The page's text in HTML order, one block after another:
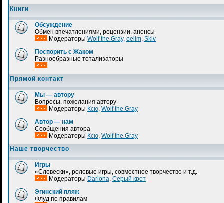
Книги
Обсуждение
Обмен впечатлениями, рецензии, анонсы
Модераторы Wolf the Gray, oelim Skiv
Поспорить с Жаком
Разнообразные тотализаторы
Прямой контакт
Мы — автору
Вопросы, пожелания автору
Модераторы Ксю Wolf the Gray
Автор — нам
Сообщения автора
Модераторы Ксю Wolf the Gray
Наше творчество
Игры
«Словески», ролевые игры, совместное творчество и т.д.
Модераторы Dariona Серый крот
Эгинский пляж
Флуд по правилам